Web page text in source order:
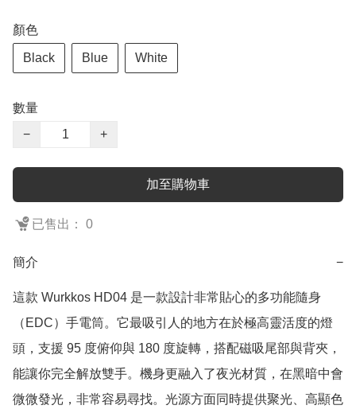
顏色
Black Blue White
數量
−
+
加至購物車
已售出： 0
簡介 −
這款 Wurkkos HD04 是一款設計非常貼心的多功能隨身
（EDC）手電筒。它最吸引人的地方在於極高靈活度的燈
頭，支援 95 度俯仰與 180 度旋轉，搭配磁吸尾部與背夾，
能讓你完全解放雙手。機身更融入了夜光材質，在黑暗中會
微微發光，非常容易尋找。光源方面同時提供聚光、高顯色